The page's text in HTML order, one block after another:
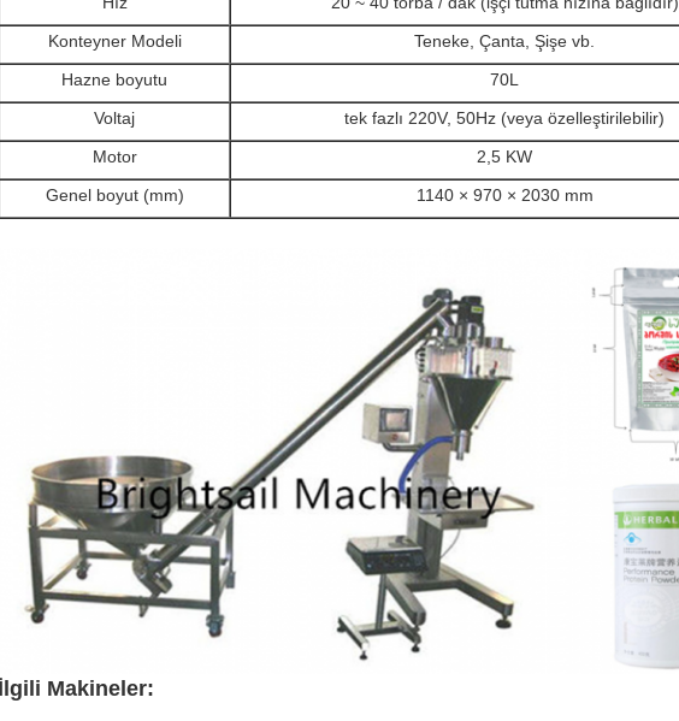
Konteyner Modeli
Teneke, Çanta, Şişe vb.
Hazne boyutu
70L
Voltaj
tek fazlı 220V, 50Hz (veya özelleştirilebilir)
Motor
2,5 KW
Genel boyut (mm)
1140 × 970 × 2030 mm
İlgili Makineler: